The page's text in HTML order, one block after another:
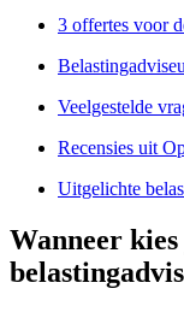
3 offertes voor
Veelgestelde
Recensies uit
Uitgelichte
Wanneer